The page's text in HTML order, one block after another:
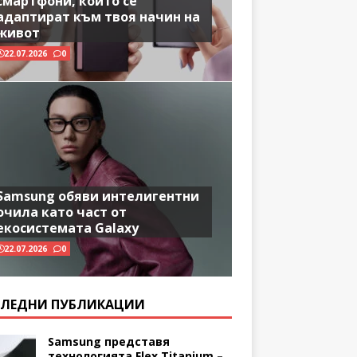
към твоя начин на
22.07.2026 0
обяви интелигентни
като част от
Galaxy
22.07.2026 0
ПУБЛИКАЦИИ
Samsung представя